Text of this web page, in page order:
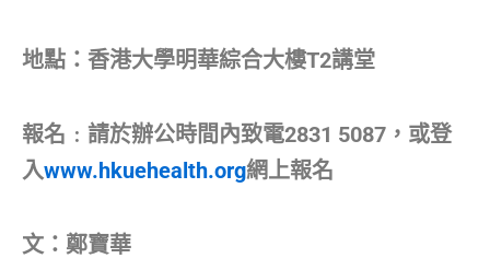
地點：香港大學明華綜合大樓T2講堂
報名﹕請於辦公時間內致電2831 5087，或登
入www.hkuehealth.org網上報名
文：鄭寶華